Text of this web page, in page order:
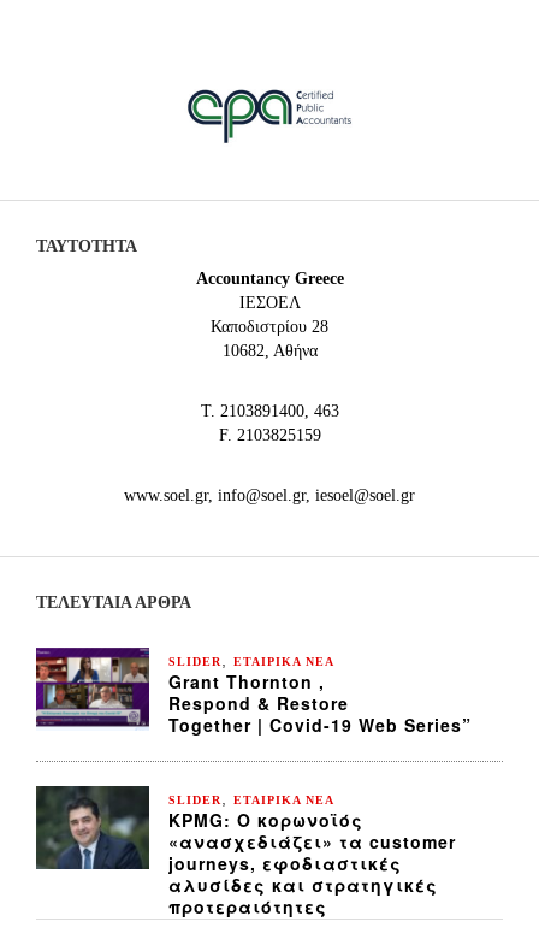
ΤΑΥΤΟΤΗΤΑ
Accountancy Greece
IEΣΟΕΛ
Καποδιστρίου 28
10682, Αθήνα
Τ. 2103891400, 463
F. 2103825159
www.soel.gr, info@soel.gr, iesoel@soel.gr
ΤΕΛΕΥΤΑΙΑ ΆΡΘΡΑ
SLIDER ΕΤΑΙΡΙΚΑ ΝΕΑ
Grant Thornton ,
Respond & Restore
Together | Covid-19 Web Series”
SLIDER ΕΤΑΙΡΙΚΑ ΝΕΑ
KPMG: Ο κορωνοϊός
«ανασχεδιάζει» τα customer
journeys, εφοδιαστικές
αλυσίδες και στρατηγικές
προτεραιότητες